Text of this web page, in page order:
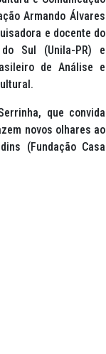
Armando Álvares
e docente do
Sul (Unila-PR) e
de Análise e
que convida
novos olhares ao
(Fundação Casa